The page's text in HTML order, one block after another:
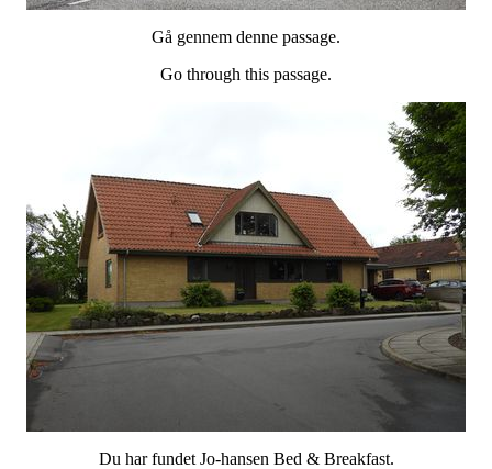
Gå gennem denne passage.
Go through this passage.
Du har fundet Jo-hansen Bed & Breakfast.